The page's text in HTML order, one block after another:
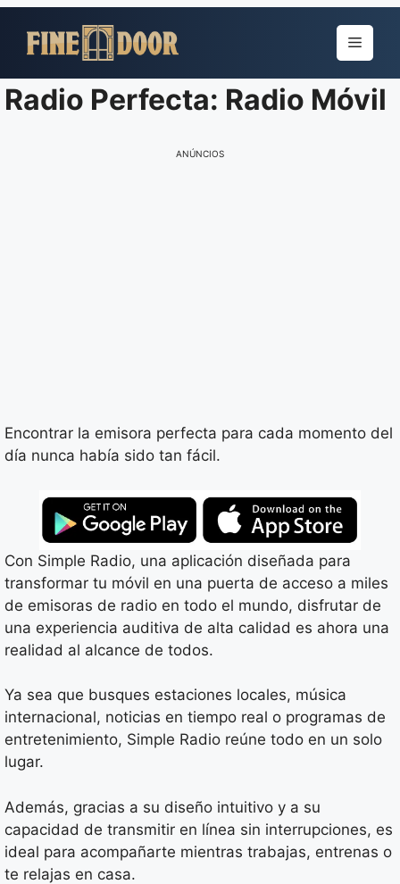
para
conteúdo
Menu
Radio Perfecta: Radio Móvil
ANÚNCIOS
Encontrar la emisora perfecta para cada momento del
día nunca había sido tan fácil.
Con Simple Radio, una aplicación diseñada para
transformar tu móvil en una puerta de acceso a miles
de emisoras de radio en todo el mundo, disfrutar de
una experiencia auditiva de alta calidad es ahora una
realidad al alcance de todos.
Ya sea que busques estaciones locales, música
internacional, noticias en tiempo real o programas de
entretenimiento, Simple Radio reúne todo en un solo
lugar.
Además, gracias a su diseño intuitivo y a su
capacidad de transmitir en línea sin interrupciones, es
ideal para acompañarte mientras trabajas, entrenas o
te relajas en casa.